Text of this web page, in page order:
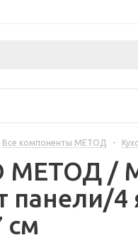
Все компоненты МЕТОД -
МЕТОД
панели/
см